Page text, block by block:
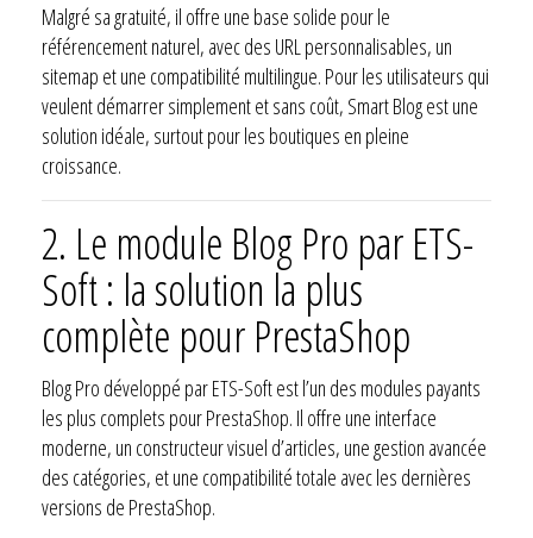
Malgré sa gratuité, il offre une base solide pour le
référencement naturel, avec des URL personnalisables, un
sitemap et une compatibilité multilingue. Pour les utilisateurs qui
veulent démarrer simplement et sans coût, Smart Blog est une
solution idéale, surtout pour les boutiques en pleine
croissance.
2. Le module Blog Pro par ETS-
Soft : la solution la plus
complète pour PrestaShop
Blog Pro développé par ETS-Soft est l’un des modules payants
les plus complets pour PrestaShop. Il offre une interface
moderne, un constructeur visuel d’articles, une gestion avancée
des catégories, et une compatibilité totale avec les dernières
versions de PrestaShop.